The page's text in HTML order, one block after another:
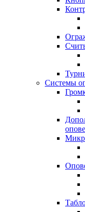
Системы